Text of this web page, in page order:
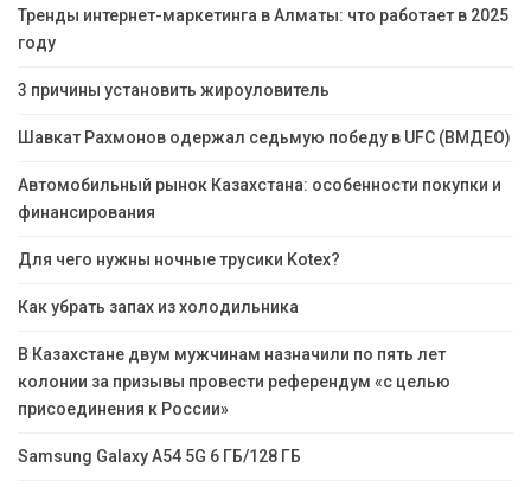
Тренды интернет-маркетинга в Алматы: что работает в 2025
году
3 причины установить жироуловитель
Шавкат Рахмонов одержал седьмую победу в UFC (ВМДЕО)
Автомобильный рынок Казахстана: особенности покупки и
финансирования
Для чего нужны ночные трусики Kotex?
Как убрать запах из холодильника
В Казахстане двум мужчинам назначили по пять лет
колонии за призывы провести референдум «с целью
присоединения к России»
Samsung Galaxy A54 5G 6 ГБ/128 ГБ